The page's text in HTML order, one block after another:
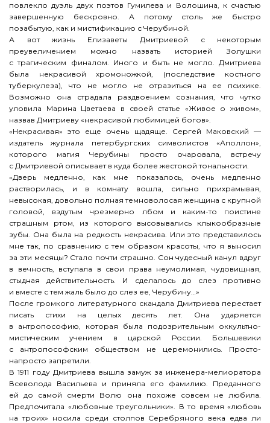
повлекло дуэль двух поэтов Гумилева и Волошина, к счастью
завершенную бескровно. А потому столь же быстро
позабытую, как и мистификацию с Черубиной.
А вот жизнь Елизаветы Дмитриевой с некоторым
преувеличением можно назвать историей Золушки
с трагическим финалом. Иного и быть не могло. Дмитриева
была некрасивой хромоножкой, (последствие костного
туберкулеза), что не могло не отразиться на ее психике.
Возможно она страдала раздвоением сознания, что чутко
уловила Марина Цветаева в своей статье «Живое о живом»,
назвав Дмитриеву «некрасивой любимицей богов».
«Некрасивая» это еще очень щадяще. Сергей Маковский —
издатель журнала петербургских символистов «Аполлон»,
которого магия Черубины просто очаровала, встречу
с Дмитриевой описывает в куда более жестокой тональности.
«Дверь медленно, как мне показалось, очень медленно
растворилась, и в комнату вошла, сильно прихрамывая,
невысокая, довольно полная темноволосая женщина с крупной
головой, вздутым чрезмерно лбом и каким-то поистине
страшным ртом, из которого высовывались клыкообразные
зубы. Она была на редкость некрасива. Или это представилось
мне так, по сравнению с тем образом красоты, что я выносил
за эти месяцы? Стало почти страшно. Сон чудесный канул вдруг
в вечность, вступала в свои права неумолимая, чудовищная,
стыдная действительность. И сделалось до слез противно
и вместе с тем жаль было до слез ее, Черубину…»
После громкого литературного скандала Дмитриева перестает
писать стихи на целых десять лет. Она ударяется
в антропософию, которая была подозрительным оккультно-
мистическим учением в царской России. Большевики
с антропософским обществом не церемонились. Просто-
напросто запретили.
В 1911 году Дмитриева вышла замуж за инженера-мелиоратора
Всеволода Васильева и приняла его фамилию. Преданного
ей до самой смерти Волю она похоже совсем не любила.
Предпочитала «любовные треугольники». В то время «любовь
на троих» носила среди столпов Серебряного века едва ли